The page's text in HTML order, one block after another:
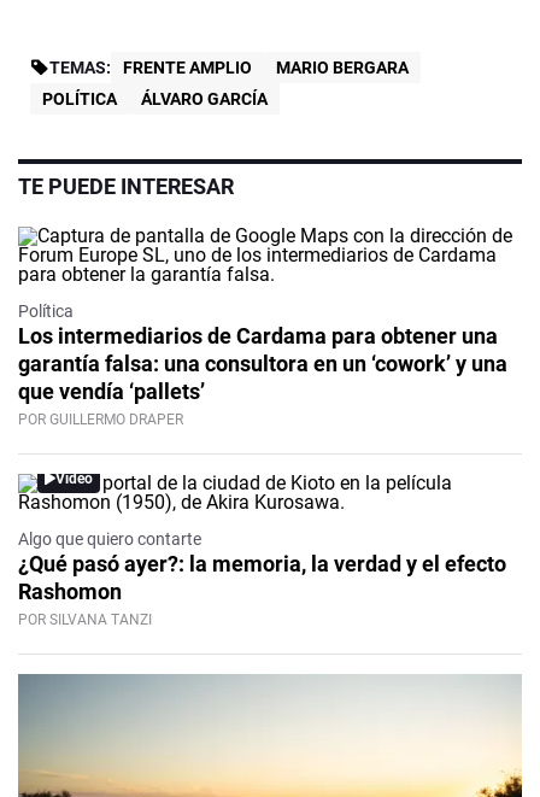
TEMAS: FRENTE AMPLIO
MARIO BERGARA
POLÍTICA
ÁLVARO GARCÍA
TE PUEDE INTERESAR
Política
Los intermediarios de Cardama para obtener una
garantía falsa: una consultora en un ‘cowork’ y una
que vendía ‘pallets’
POR GUILLERMO DRAPER
Video
Algo que quiero contarte
¿Qué pasó ayer?: la memoria, la verdad y el efecto
Rashomon
POR SILVANA TANZI